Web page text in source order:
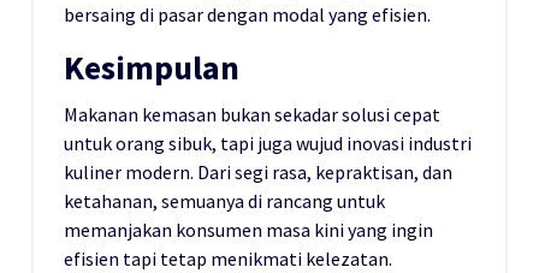
bersaing di pasar dengan modal yang efisien.
Kesimpulan
Makanan kemasan bukan sekadar solusi cepat
untuk orang sibuk, tapi juga wujud inovasi industri
kuliner modern. Dari segi rasa, kepraktisan, dan
ketahanan, semuanya di rancang untuk
memanjakan konsumen masa kini yang ingin
efisien tapi tetap menikmati kelezatan.